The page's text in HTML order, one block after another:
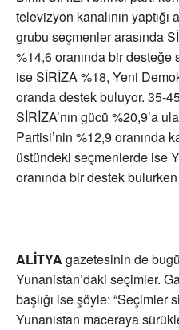
televizyon kanalının
grubu seçmenler arasında
%14,6 oranında bir
ise SİRİZA %18, Yeni
oranda destek buluyor. 35-
SİRİZA’nın gücü %20,9’a
Partisi’nin %12,9 oranında
üstündeki seçmenlerde ise
oranında bir destek
ALİTYA gazetesinin de
Yunanistan’daki seçimler.
başlığı ise şöyle: “Seçimler
Yunanistan maceraya